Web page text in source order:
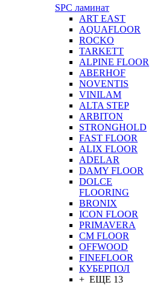
SPC ламинат
ART EAST
AQUAFLOOR
ROCKO
TARKETT
ALPINE FLOOR
ABERHOF
NOVENTIS
VINILAM
ALTA STEP
ARBITON
STRONGHOLD
FAST FLOOR
ALIX FLOOR
ADELAR
DAMY FLOOR
DOLCE
FLOORING
BRONIX
ICON FLOOR
PRIMAVERA
CM FLOOR
OFFWOOD
FINEFLOOR
КУБЕРПОЛ
+ ЕЩЕ 13